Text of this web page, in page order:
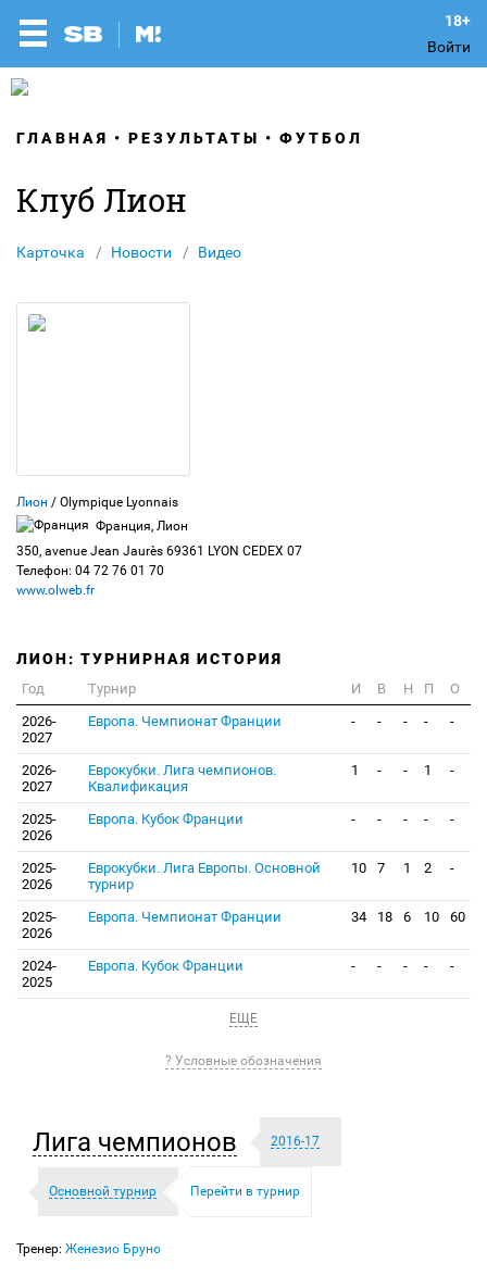
Войти
ГЛАВНАЯ РЕЗУЛЬТАТЫ ФУТБОЛ
Клуб Лион
Карточка Новости Видео
Лион / Olympique Lyonnais
Франция, Лион
350, avenue Jean Jaurès 69361 LYON CEDEX 07
Телефон: 04 72 76 01 70
www.olweb.fr
ЛИОН: ТУРНИРНАЯ ИСТОРИЯ
Год Турнир И В Н П
О
2026-
2027
Европа. Чемпионат Франции - - - - -
2026-
2027
Еврокубки. Лига чемпионов.
Квалификация
1 - - 1 -
2025-
2026
Европа. Кубок Франции - - - - -
2025-
2026
Еврокубки. Лига Европы. Основной
турнир
10 7 1 2 -
2025-
2026
Европа. Чемпионат Франции 34 18 6 10 60
2024-
2025
Европа. Кубок Франции - - - - -
ЕЩЕ
? Условные обозначения
Лига чемпионов 2016-17
Основной турнир Перейти в турнир
Тренер: Женезио Бруно